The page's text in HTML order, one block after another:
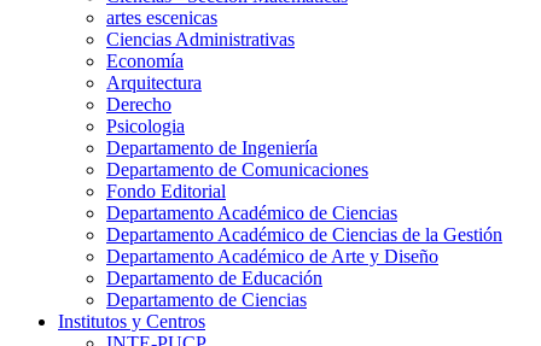
artes escenicas
Ciencias Administrativas
Economía
Arquitectura
Derecho
Psicologia
Departamento de Ingeniería
Departamento de Comunicaciones
Fondo Editorial
Departamento Académico de Ciencias
Departamento Académico de Ciencias de la Gestión
Departamento Académico de Arte y Diseño
Departamento de Educación
Departamento de Ciencias
Institutos y Centros